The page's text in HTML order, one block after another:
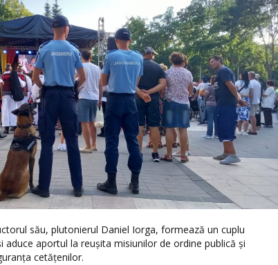
său, plutonierul Daniel Iorga, formează un cuplu
aduce aportul la reușita misiunilor de ordine publică și
cetățenilor.